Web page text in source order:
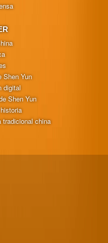
Shen Yun
digital
Shen Yun
tradicional china